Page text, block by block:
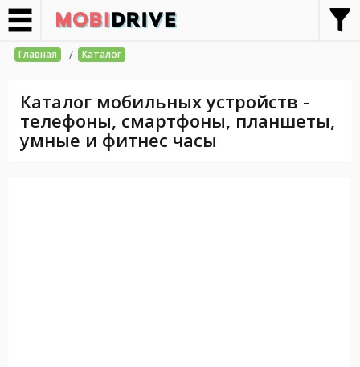
Главная / Каталог
Каталог мобильных устройств -
телефоны, смартфоны, планшеты,
умные и фитнес часы